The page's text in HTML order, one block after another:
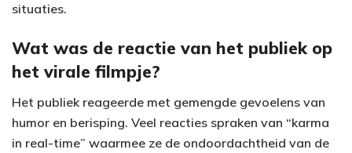
situaties.
Wat was de reactie van het publiek op
het virale filmpje?
Het publiek reageerde met gemengde gevoelens van
humor en berisping. Veel reacties spraken van “karma
in real-time” waarmee ze de ondoordachtheid van de